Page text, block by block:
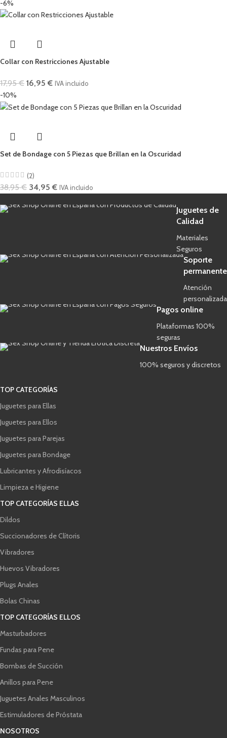
-6%
Collar con Restricciones Ajustable
17,95€ 16,95€ IVA incluido
-10%
Set de Bondage con 5 Piezas que Brillan en la Oscuridad
(2)
38,95€ 34,95€ IVA incluido
Juguetes de
Calidad
Materiales
Seguros
Soporte
permanente
Atención
personalizada
Pagos online
Plataformas 100%
seguras
Nuestros Envíos
100% seguros y discretos
TOP CATEGORÍAS
Juguetes para Ellas
Juguetes para Ellos
Juguetes para Parejas
Juguetes para Bondage
Lubricantes y Afrodisíacos
Limpieza e Higiene
TOP CATEGORÍAS ELLAS
Dildos
Succionadores de Clítoris
Vibradores
Huevos Vibradores
Plugs Anales
Bolas Chinas
TOP CATEGORÍAS ELLOS
Masturbadores
Fundas para Pene
Bombas de Succión
Anillos para Pene
Juguetes Anales Masculinos
Estimuladores de Próstata
NOSOTROS